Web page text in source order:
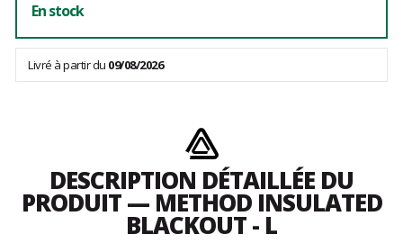
En stock
Livré à partir du 09/08/2026
DESCRIPTION DÉTAILLÉE DU
PRODUIT — METHOD INSULATED
BLACKOUT - L